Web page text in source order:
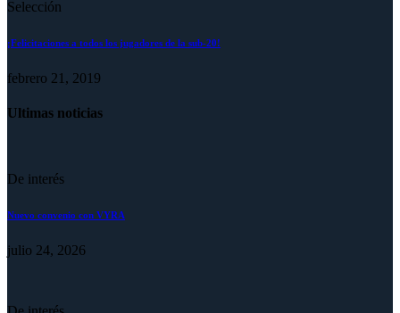
Selección
¡Felicitaciones a todos los jugadores de la sub-20!
febrero 21, 2019
Ultimas noticias
De interés
Nuevo convenio con VYRA
julio 24, 2026